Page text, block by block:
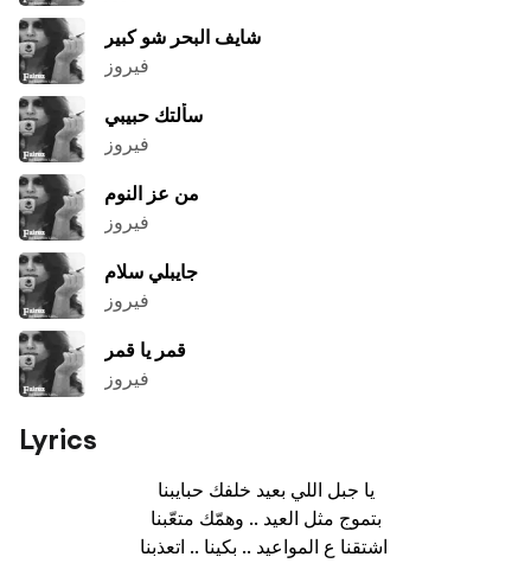
شايف البحر شو كبير
فيروز
سألتك حبيبي
فيروز
من عز النوم
فيروز
جايبلي سلام
فيروز
قمر يا قمر
فيروز
Lyrics
يا جبل اللي بعيد خلفك حبايبنا
بتموج مثل العيد .. وهمّك متعّبنا
اشتقنا ع المواعيد .. بكينا .. اتعذبنا